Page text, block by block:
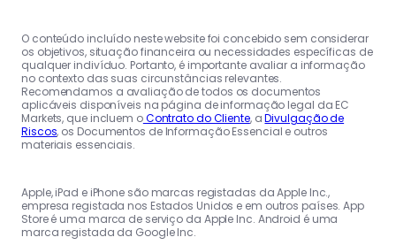
O conteúdo incluído neste website foi concebido sem considerar
os objetivos, situação financeira ou necessidades específicas de
qualquer indivíduo. Portanto, é importante avaliar a informação
no contexto das suas circunstâncias relevantes.
Recomendamos a avaliação de todos os documentos
aplicáveis disponíveis na página de informação legal da EC
Markets, que incluem oContrato do Cliente, aDivulgação de
Riscos, os Documentos de Informação Essencial e outros
materiais essenciais.
Apple, iPad e iPhone são marcas registadas da Apple Inc.,
empresa registada nos Estados Unidos e em outros países. App
Store é uma marca de serviço da Apple Inc. Android é uma
marca registada da Google Inc.